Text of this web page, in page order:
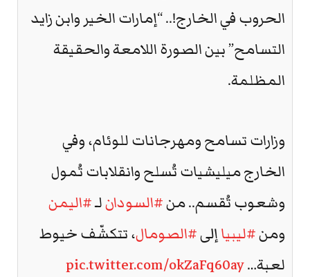
الحروب في الخارج!.. “إمارات الخير وابن زايد
التسامح” بين الصورة اللامعة والحقيقة
المظلمة.
وزارات تسامح ومهرجانات للوئام، وفي
الخارج ميليشيات تُسلح وانقلابات تُمول
وشعوب تُقسم.. من#السودانلـ#اليمن
ومن#ليبياإلى#الصومال، تتكشّف خيوط
لعبة…pic.twitter.com/okZaFq60ay